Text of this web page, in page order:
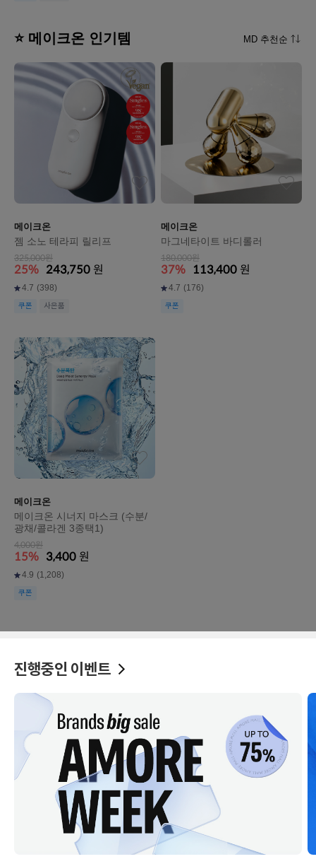
⭐ 메이크온 인기템 MD 추천순
메이크온
젬 소노 테라피 릴리프
325,000원
25% 243,750 원
4.7 (398)
쿠폰 사은품
메이크온
마그네타이트 바디롤러
180,000원
37% 113,400 원
4.7 (176)
쿠폰
메이크온
메이크온 시너지 마스크 (수분/
광채/콜라겐 3종택1)
4,000원
15% 3,400 원
4.9 (1,208)
쿠폰
진행중인 이벤트